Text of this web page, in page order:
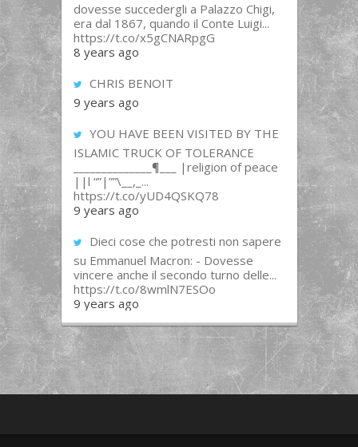
dovesse succedergli a Palazzo Chigi,
era dal 1867, quando il Conte Luigi...
https://t.co/x5gCNARpgG
8 years ago
CHRIS BENOIT
9 years ago
YOU HAVE BEEN VISITED BY THE
ISLAMIC TRUCK OF TOLERANCE
______________¶___ |religion of peace
||l “”|””\__,_...
https://t.co/yUD4QSKQ78
9 years ago
Dieci cose che potresti non sapere
su Emmanuel Macron: - Dovesse
vincere anche il secondo turno delle...
https://t.co/8wmlN7ESOo
9 years ago